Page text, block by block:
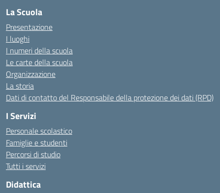
La Scuola
Presentazione
I luoghi
I numeri della scuola
Le carte della scuola
Organizzazione
La storia
Dati di contatto del Responsabile della protezione dei dati (RPD)
I Servizi
Personale scolastico
Famiglie e studenti
Percorsi di studio
Tutti i servizi
Didattica